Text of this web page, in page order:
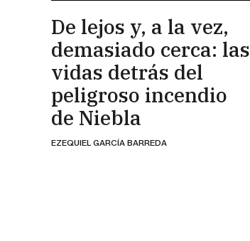
De lejos y, a la vez,
demasiado cerca: las
vidas detrás del
peligroso incendio
de Niebla
EZEQUIEL GARCÍA BARREDA